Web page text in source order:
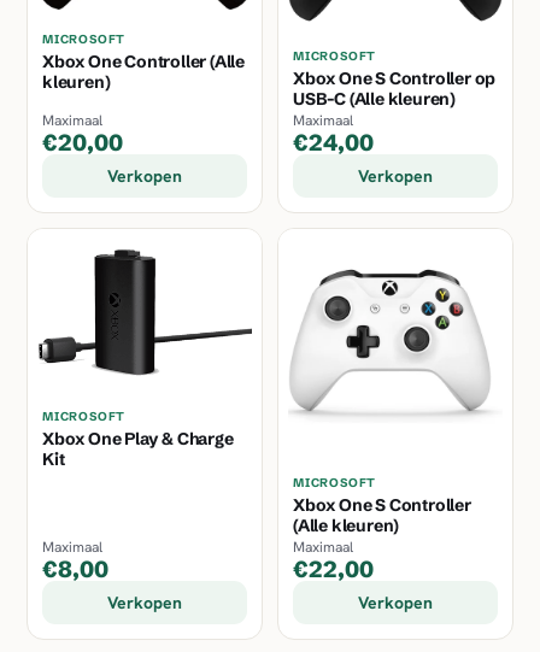
MICROSOFT
Xbox One Controller (Alle
kleuren)
Maximaal
€20,00
Verkopen
MICROSOFT
Xbox One S Controller op
USB-C (Alle kleuren)
Maximaal
€24,00
Verkopen
MICROSOFT
Xbox One Play & Charge
Kit
Maximaal
€8,00
Verkopen
MICROSOFT
Xbox One S Controller
(Alle kleuren)
Maximaal
€22,00
Verkopen